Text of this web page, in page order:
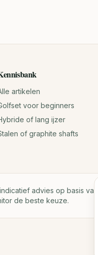
artikelen
voor beginners
of lang ijzer
of graphite shafts
advies op basis
de beste keuze.